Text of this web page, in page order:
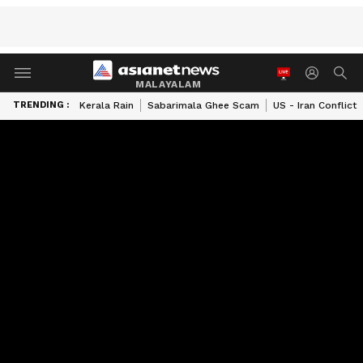
MALAYALAM
TRENDING : Kerala Rain Sabarimala Ghee Scam US - Iran Conflict